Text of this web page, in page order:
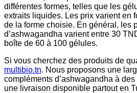
différentes formes, telles que les
extraits liquides. Les prix varient en
de la forme choisie. En général, les
d’ashwagandha varient entre 30
boîte de 60 à 100 gélules.
Si vous cherchez des produits de
multibio.tn. Nous proposons une
compléments d’ashwagandha à
une livraison disponible partout en